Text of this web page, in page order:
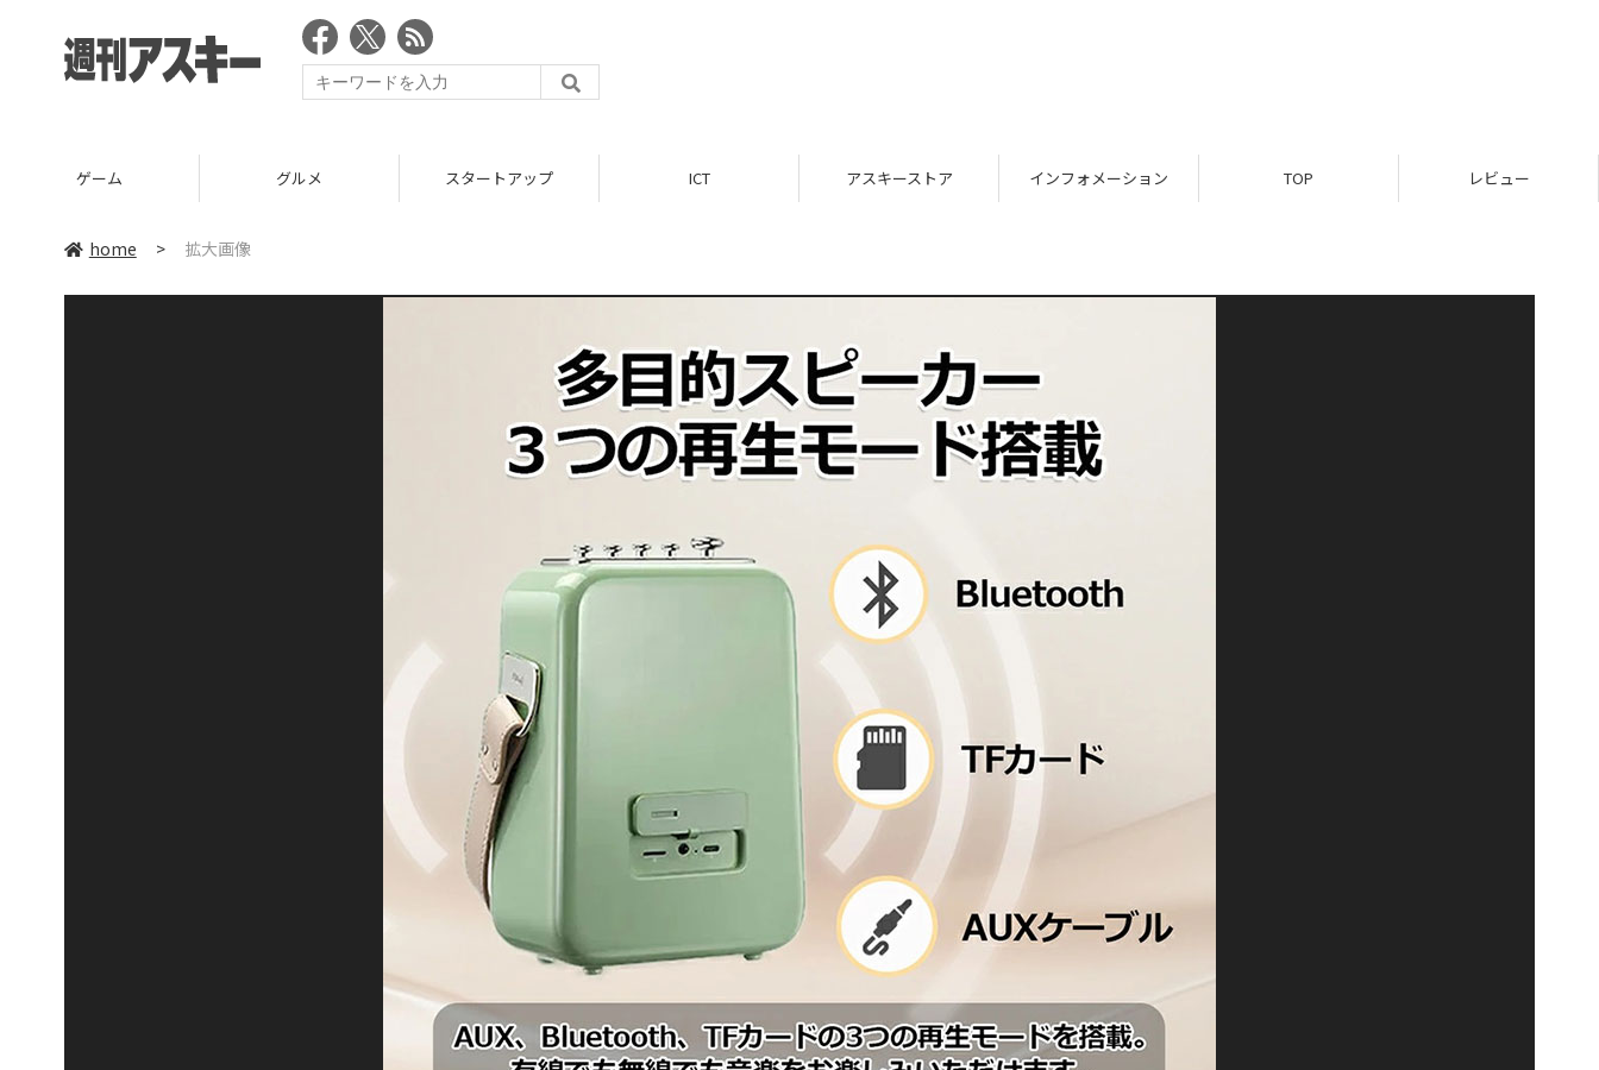
ゲーム グルメ スタートアップ ICT アスキーストア インフォメーション TOP レビュー
home > 拡大画像